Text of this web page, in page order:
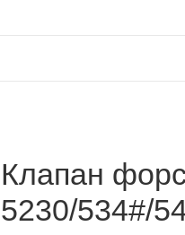
Клапан
5230/534#/